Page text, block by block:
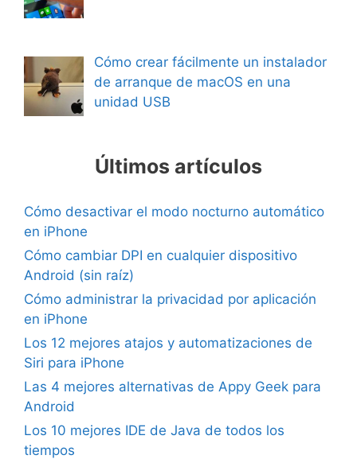
Cómo crear fácilmente un instalador
de arranque de macOS en una
unidad USB
Últimos artículos
Cómo desactivar el modo nocturno automático
en iPhone
Cómo cambiar DPI en cualquier dispositivo
Android (sin raíz)
Cómo administrar la privacidad por aplicación
en iPhone
Los 12 mejores atajos y automatizaciones de
Siri para iPhone
Las 4 mejores alternativas de Appy Geek para
Android
Los 10 mejores IDE de Java de todos los
tiempos